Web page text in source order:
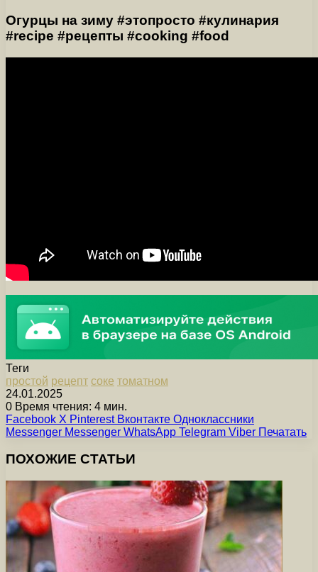
Огурцы на зиму #этопросто #кулинария
#recipe #рецепты #cooking #food
Теги
простой рецепт соке томатном
24.01.2025
0 Время чтения: 4 мин.
Facebook X Pinterest Вконтакте Одноклассники
Messenger Messenger WhatsApp Telegram Viber Печатать
ПОХОЖИЕ СТАТЬИ